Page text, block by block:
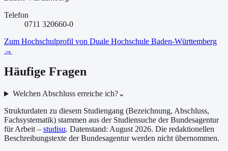
Telefon
0711 320660-0
Zum Hochschulprofil von Duale Hochschule Baden-Württemberg
→
Häufige Fragen
Welchen Abschluss erreiche ich?⌄
Strukturdaten zu diesem Studiengang (Bezeichnung, Abschluss,
Fachsystematik) stammen aus der Studiensuche der Bundesagentur
für Arbeit – studisu. Datenstand: August 2026. Die redaktionellen
Beschreibungstexte der Bundesagentur werden nicht übernommen.